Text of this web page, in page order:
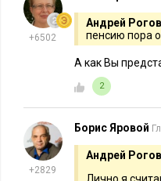
Рисунок 3
Как и в прошлой
+6502
Андрей
пенсию пора
А как Вы
2
+2829
Борис Яровой
Андрей